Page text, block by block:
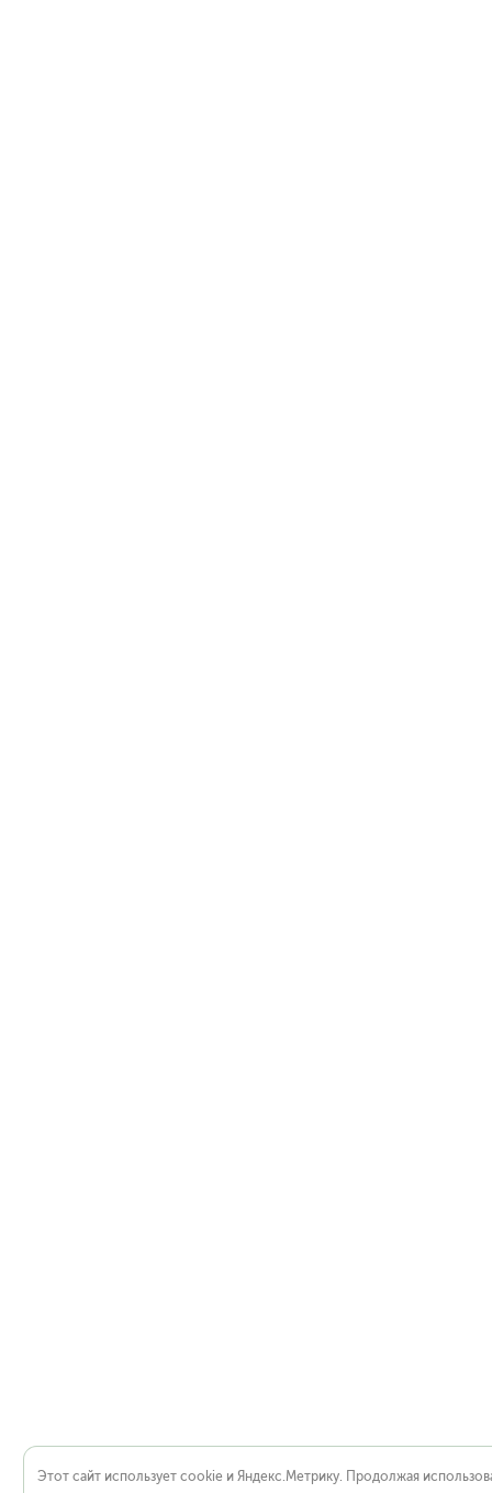
Этот сайт использует cookie и Яндекс.Метрику. Продолжая